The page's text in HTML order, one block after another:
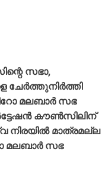
സഭാ,
ചേര്‍ത്തുനിര്‍ത്തി
മലബാര്‍ സഭ
കൗണ്‍സിലിന്
മാത്രമല്ല
മലബാര്‍ സഭ